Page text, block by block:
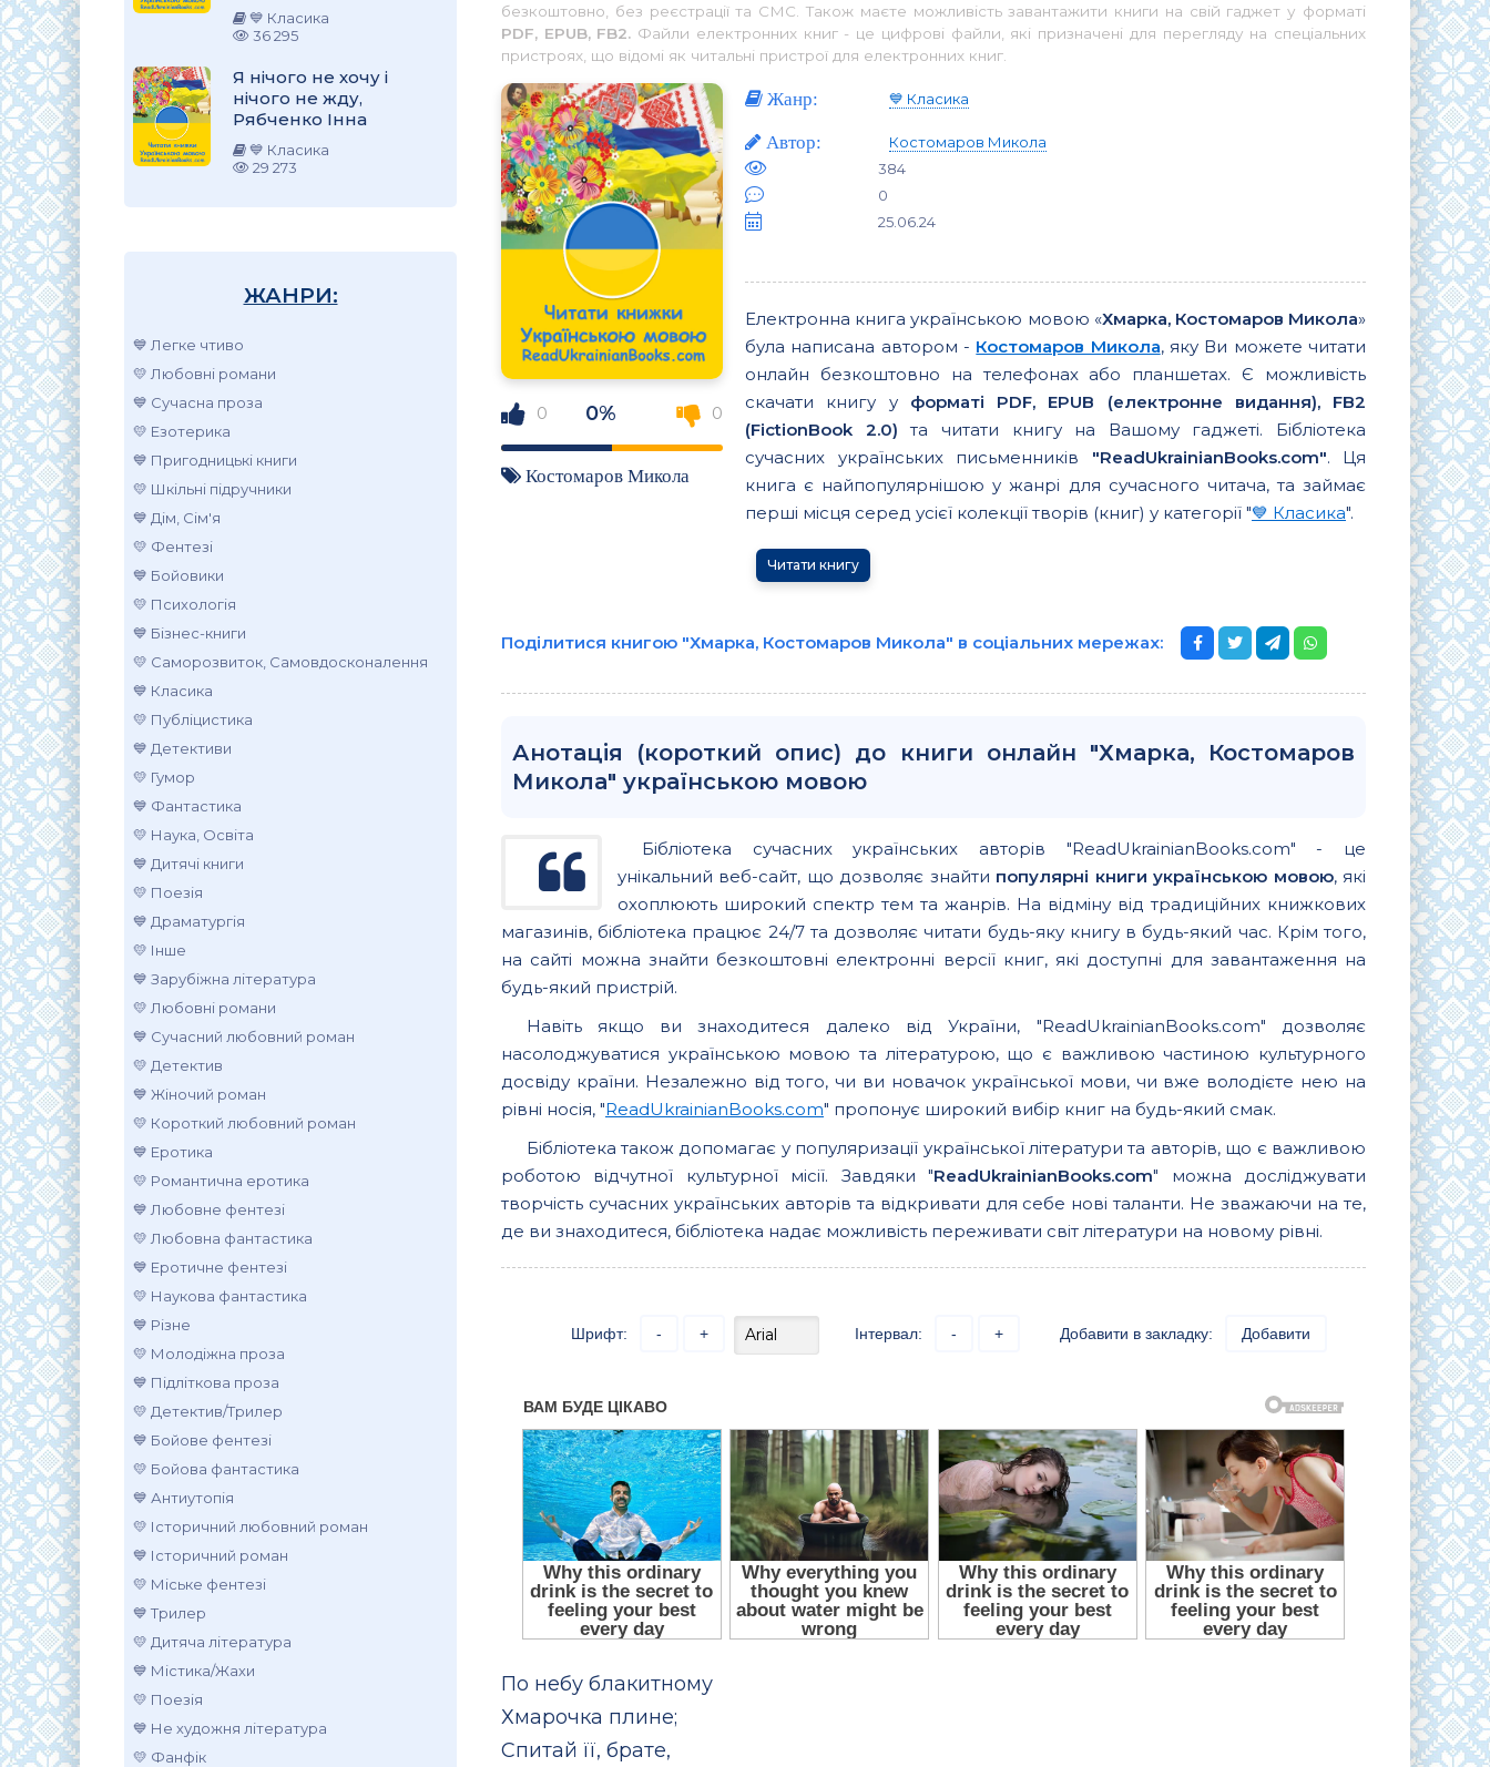
💙 Класика
36 295
Я нічого не хочу і
нічого не жду,
Рябченко Інна
💙 Класика
29 273
ЖАНРИ:
💙 Легке чтиво
💛 Любовні романи
💙 Сучасна проза
💛 Езотерика
💙 Пригодницькі книги
💛 Шкільні підручники
💙 Дім, Сім'я
💛 Фентезі
💙 Бойовики
💛 Психологія
💙 Бізнес-книги
💛 Саморозвиток, Самовдосконалення
💙 Класика
💛 Публіцистика
💙 Детективи
💛 Гумор
💙 Фантастика
💛 Наука, Освіта
💙 Дитячі книги
💛 Поезія
💙 Драматургія
💛 Інше
💙 Зарубіжна література
💛 Любовні романи
💙 Сучасний любовний роман
💛 Детектив
💙 Жіночий роман
💛 Короткий любовний роман
💙 Еротика
💛 Романтична еротика
💙 Любовне фентезі
💛 Любовна фантастика
💙 Еротичне фентезі
💛 Наукова фантастика
💙 Різне
💛 Молодіжна проза
💙 Підліткова проза
💛 Детектив/Трилер
💙 Бойове фентезі
💛 Бойова фантастика
💙 Антиутопія
💛 Історичний любовний роман
💙 Історичний роман
💛 Міське фентезі
💙 Трилер
💛 Дитяча література
💙 Містика/Жахи
💛 Поезія
💙 Не художня література
💛 Фанфік
безкоштовно, без реєстрації та СМС. Також маєте можливість завантажити книги на свій гаджет у форматі
PDF, EPUB, FB2. Файли електронних книг - це цифрові файли, які призначені для перегляду на спеціальних
пристроях, що відомі як читальні пристрої для електронних книг.
0 0% 0
Костомаров Микола
Жанр: 💙 Класика
Автор:
Костомаров Микола
384
0
25.06.24
Електронна книга українською мовою «Хмарка, Костомаров Микола»
була написана автором - Костомаров Микола, яку Ви можете читати
онлайн безкоштовно на телефонах або планшетах. Є можливість
скачати книгу у форматі PDF, EPUB (електронне видання), FB2
(FictionBook 2.0) та читати книгу на Вашому гаджеті. Бібліотека
сучасних українських письменників "ReadUkrainianBooks.com". Ця
книга є найпопулярнішою у жанрі для сучасного читача, та займає
перші місця серед усієї колекції творів (книг) у категорії "💙 Класика".
Читати книгу
Поділитися книгою "Хмарка, Костомаров Микола" в соціальних мережах:
Анотація (короткий опис) до книги онлайн "Хмарка, Костомаров
Микола" українською мовою
Бібліотека сучасних українських авторів "ReadUkrainianBooks.com" - це
унікальний веб-сайт, що дозволяє знайти популярні книги українською мовою, які
охоплюють широкий спектр тем та жанрів. На відміну від традиційних книжкових
магазинів, бібліотека працює 24/7 та дозволяє читати будь-яку книгу в будь-який час. Крім того,
на сайті можна знайти безкоштовні електронні версії книг, які доступні для завантаження на
будь-який пристрій.
Навіть якщо ви знаходитеся далеко від України, "ReadUkrainianBooks.com" дозволяє
насолоджуватися українською мовою та літературою, що є важливою частиною культурного
досвіду країни. Незалежно від того, чи ви новачок української мови, чи вже володієте нею на
рівні носія, "ReadUkrainianBooks.com" пропонує широкий вибір книг на будь-який смак.
Бібліотека також допомагає у популяризації української літератури та авторів, що є важливою
роботою відчутної культурної місії. Завдяки "ReadUkrainianBooks.com" можна досліджувати
творчість сучасних українських авторів та відкривати для себе нові таланти. Не зважаючи на те,
де ви знаходитеся, бібліотека надає можливість переживати світ літератури на новому рівні.
Шрифт: - + Інтервал: - + Добавити в закладку: Добавити
По небу блакитному
Хмарочка плине;
Спитай її, брате,